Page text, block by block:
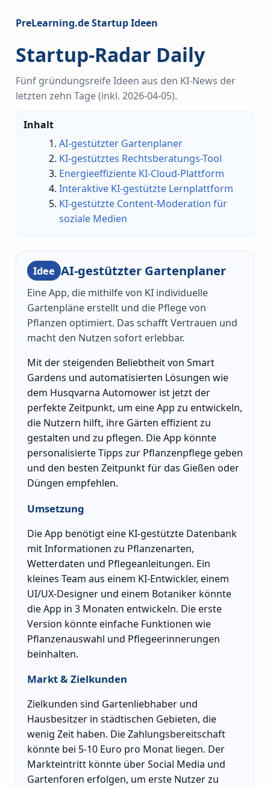
PreLearning.de Startup Ideen
Startup-Radar Daily
Fünf gründungsreife Ideen aus den KI-News der
letzten zehn Tage (inkl. 2026-04-05).
Inhalt
AI-gestützter Gartenplaner
KI-gestütztes Rechtsberatungs-Tool
Energieeffiziente KI-Cloud-Plattform
Interaktive KI-gestützte Lernplattform
KI-gestützte Content-Moderation für
soziale Medien
Idee AI-gestützter Gartenplaner
Eine App, die mithilfe von KI individuelle
Gartenpläne erstellt und die Pflege von
Pflanzen optimiert. Das schafft Vertrauen und
macht den Nutzen sofort erlebbar.
Mit der steigenden Beliebtheit von Smart
Gardens und automatisierten Lösungen wie
dem Husqvarna Automower ist jetzt der
perfekte Zeitpunkt, um eine App zu entwickeln,
die Nutzern hilft, ihre Gärten effizient zu
gestalten und zu pflegen. Die App könnte
personalisierte Tipps zur Pflanzenpflege geben
und den besten Zeitpunkt für das Gießen oder
Düngen empfehlen.
Umsetzung
Die App benötigt eine KI-gestützte Datenbank
mit Informationen zu Pflanzenarten,
Wetterdaten und Pflegeanleitungen. Ein
kleines Team aus einem KI-Entwickler, einem
UI/UX-Designer und einem Botaniker könnte
die App in 3 Monaten entwickeln. Die erste
Version könnte einfache Funktionen wie
Pflanzenauswahl und Pflegeerinnerungen
beinhalten.
Markt & Zielkunden
Zielkunden sind Gartenliebhaber und
Hausbesitzer in städtischen Gebieten, die
wenig Zeit haben. Die Zahlungsbereitschaft
könnte bei 5-10 Euro pro Monat liegen. Der
Markteintritt könnte über Social Media und
Gartenforen erfolgen, um erste Nutzer zu